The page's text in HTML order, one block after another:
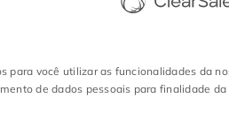
para você utilizar as funcionalidades da
de dados pessoais para finalidade